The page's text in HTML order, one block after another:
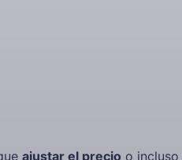
ajustar el precio o incluso